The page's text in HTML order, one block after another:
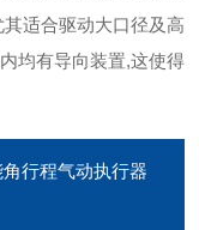
适合驱动大口径及高
均有导向装置,这使得
行程气动执行器